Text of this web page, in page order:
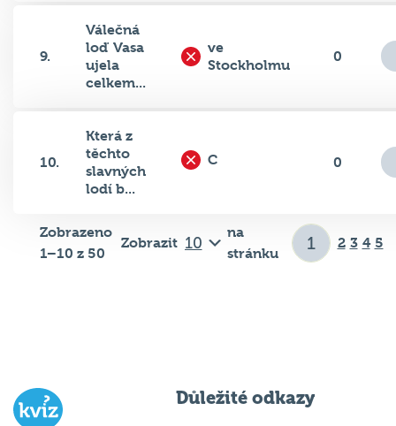
9.
Válečná
loď Vasa
ujela
celkem...
ve
Stockholmu
0
10.
Která z
těchto
slavných
lodí b...
C 0
Zobrazeno
1–10 z 50
Zobrazit
na
stránku
2 3 4 5
Důležité odkazy